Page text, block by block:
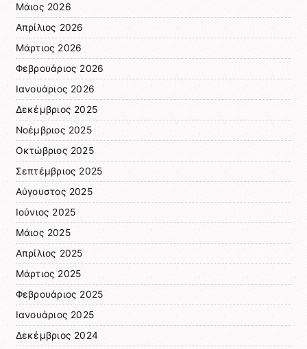
Μάιος 2026
Απρίλιος 2026
Μάρτιος 2026
Φεβρουάριος 2026
Ιανουάριος 2026
Δεκέμβριος 2025
Νοέμβριος 2025
Οκτώβριος 2025
Σεπτέμβριος 2025
Αύγουστος 2025
Ιούνιος 2025
Μάιος 2025
Απρίλιος 2025
Μάρτιος 2025
Φεβρουάριος 2025
Ιανουάριος 2025
Δεκέμβριος 2024